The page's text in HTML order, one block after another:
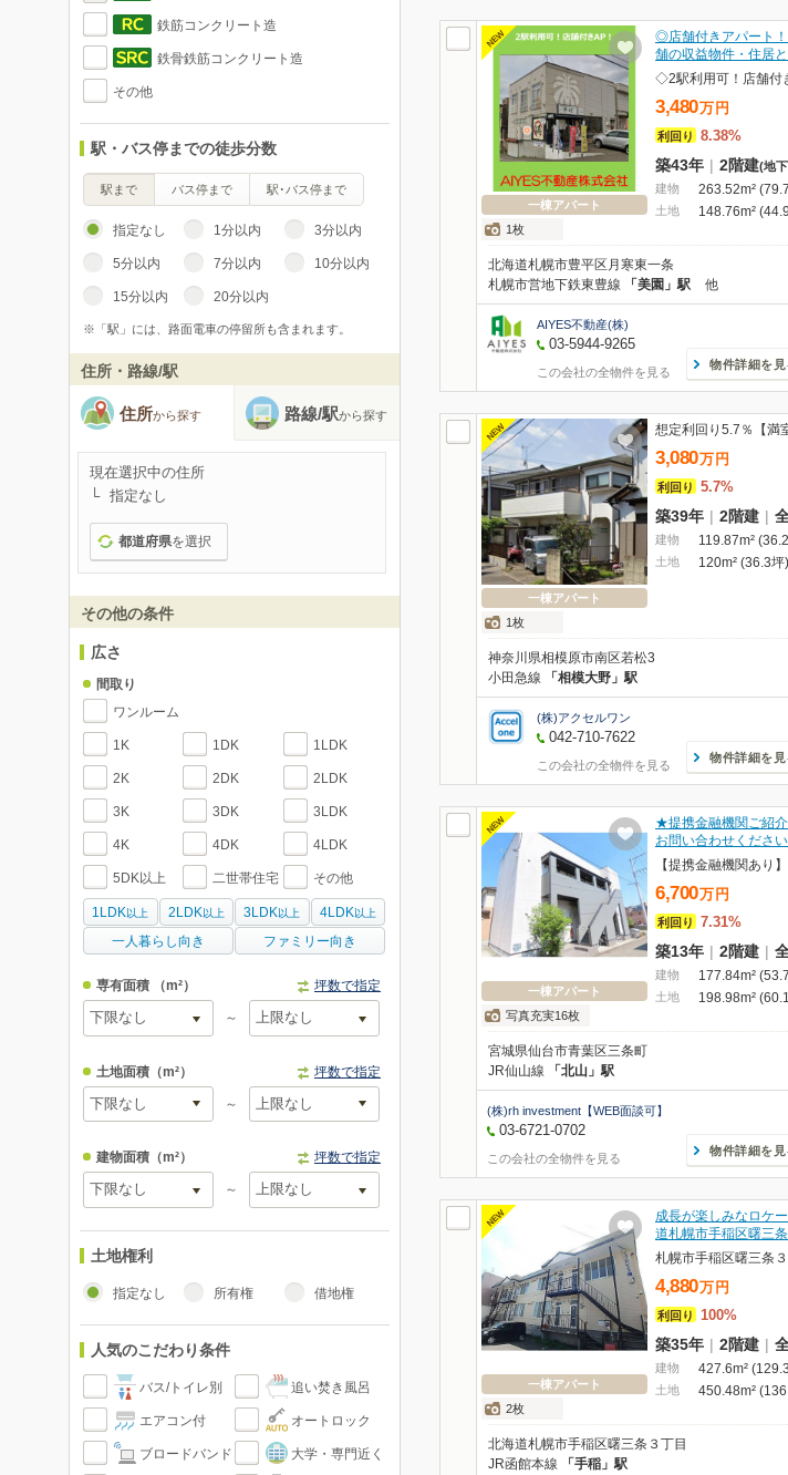
鉄筋コンクリート造
鉄骨鉄筋コンクリート造
その他
駅・バス停までの徒歩分数
駅まで バス停まで 駅･バス停まで
指定なし 1分以内 3分以内
5分以内 7分以内 10分以内
15分以内 20分以内
※「駅」には、路面電車の停留所も含まれます。
住所・路線/駅
住所から探す 路線/駅から探す
現在選択中の住所
指定なし
都道府県を選択
その他の条件
広さ
間取り
ワンルーム
1K 1DK 1LDK
2K 2DK 2LDK
3K 3DK 3LDK
4K 4DK 4LDK
5DK以上 二世帯住宅 その他
1LDK以上 2LDK 以上 3LDK以上 4LDK 以上
一人暮らし向き ファミリー向き
専有面積 （m²） 坪数で指定
～
土地面積（m²） 坪数で指定
～
建物面積（m²） 坪数で指定
～
土地権利
指定なし 所有権 借地権
人気のこだわり条件
バス/トイレ別 追い焚き風呂
エアコン付 オートロック
ブロードバンド 大学・専門近く
NEW
一棟アパート
1枚
◎店舗付きアパート
舗の収益物件・住居
3,480万 円
利回り 8.38%
築43年 | 2階建(地
建物 263.52m²
土地 148.76m²
北海道札幌市豊平区月寒東一条
札幌市営地下鉄東豊線 「美園」駅 他
AIYES不動産(株)
03-5944-9265
この会社の全物件を見る
物件詳細を見
NEW
一棟アパート
1枚
3,080万 円
利回り 5.7%
築39年 | 2階建 |
建物 119.87m²
土地 120m² (36.3坪)
神奈川県相模原市南区若松3
小田急線 「相模大野」駅
(株)アクセルワン
042-710-7622
この会社の全物件を見る
物件詳細を見
NEW
一棟アパート
写真充実16枚
★提携金融機関ご紹
お問い合わせくださ
6,700万 円
利回り 7.31%
築13年 | 2階建 |
建物 177.84m²
土地 198.98m²
宮城県仙台市青葉区三条町
JR仙山線 「北山」駅
(株)rh investment【WEB面談可】
03-6721-0702
この会社の全物件を見る
物件詳細を見
NEW
一棟アパート
2枚
成長が楽しみなロケ
道札幌市手稲区曙三
札幌市手稲区曙三条
4,880万 円
利回り 100%
築35年 | 2階建 |
建物 427.6m²
土地 450.48m²
北海道札幌市手稲区曙三条３丁目
JR函館本線 「手稲」駅